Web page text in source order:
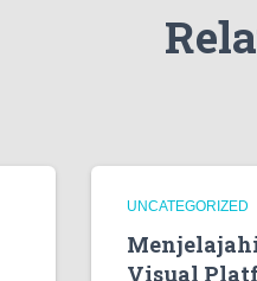
UNCATEGORIZED
Visual